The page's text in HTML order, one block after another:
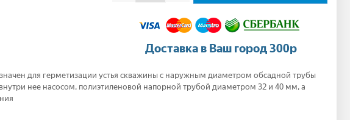
Доставка в Ваш город 300р
для герметизации устья скважины с наружным диаметром обсадной трубы
нее насосом, полиэтиленовой напорной трубой диаметром 32 и 40 мм, а